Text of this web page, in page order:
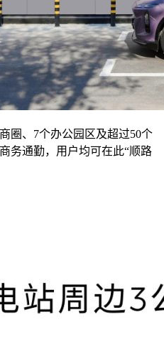
圈、7个办公园区及超过50个
务通勤，用户均可在此“顺路